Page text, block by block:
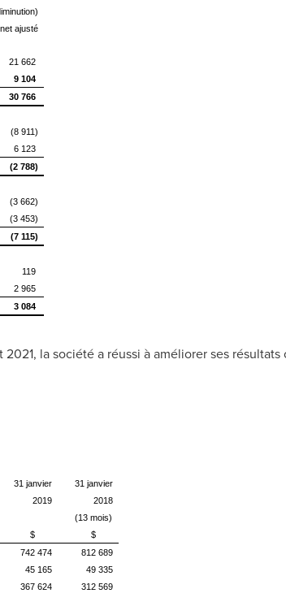
ajusté
21 662
9 104
30 766
(8 911)
6 123
(2 788)
(3 662)
(3 453)
(7 115)
119
2 965
3 084
la société a réussi à améliorer ses
31 janvier
2019
31 janvier
2018
(13 mois)
$
$
742 474
812 689
45 165
49 335
367 624
312 569